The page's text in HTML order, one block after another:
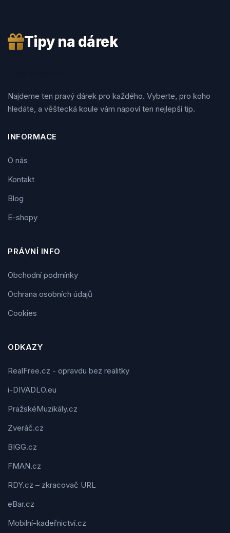
Tipy na dárek
Najdeme ten pravý dárek pro každého. Vyberte, pro koho
hledáte, a věštecká koule vám napoví ten nejlepší tip.
INFORMACE
O nás
Kontakt
Blog
E-shopy
PRÁVNÍ INFO
Obchodní podmínky
Ochrana osobních údajů
Cookies
ODKAZY
RealFree.cz - opravdu bez realitky
i-DIVADLO.eu
PražskéMuzikály.cz
Zveráč.cz
BIGG.cz
FMAN.cz
RDY.cz – zkracovač URL
eBar.cz
Mobilní-kadeřnictví.cz